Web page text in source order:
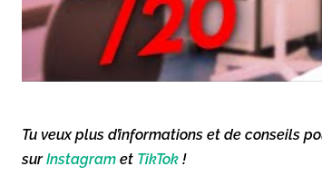
Tu veux plus d’informations et de conseils
surInstagram et TikTok !